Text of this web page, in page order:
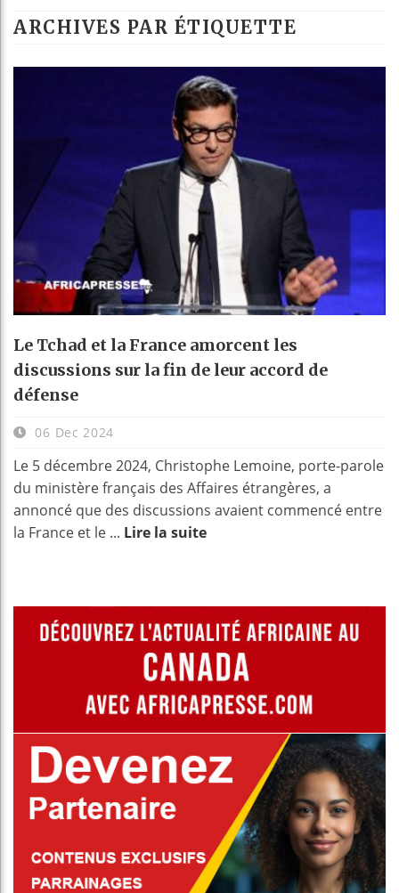
ARCHIVES PAR ÉTIQUETTE
Le Tchad et la France amorcent les
discussions sur la fin de leur accord de
défense
06 Dec 2024
Le 5 décembre 2024, Christophe Lemoine, porte-parole
du ministère français des Affaires étrangères, a
annoncé que des discussions avaient commencé entre
la France et le ... Lire la suite